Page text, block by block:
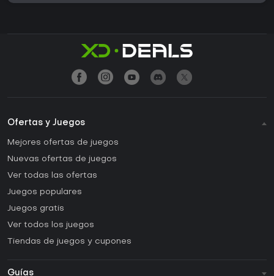
Ofertas y Juegos
Mejores ofertas de juegos
Nuevas ofertas de juegos
Ver todas las ofertas
Juegos populares
Juegos gratis
Ver todos los juegos
Tiendas de juegos y cupones
Guías